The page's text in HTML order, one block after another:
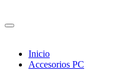
Inicio
Accesorios PC